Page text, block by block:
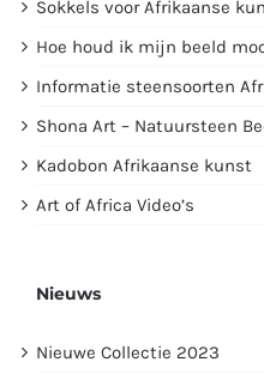
Sokkels voor Afrikaanse
Hoe houd ik mijn beeld
Informatie steensoorten
Shona Art – Natuursteen
Kadobon Afrikaanse kunst
Art of Africa Video’s
Nieuws
Nieuwe Collectie 2023